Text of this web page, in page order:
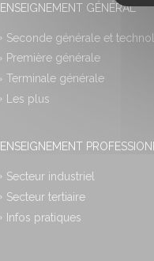
ENSEIGNEMENT GÉNÉRAL
Seconde générale et
Première générale
Terminale générale
Les plus
ENSEIGNEMENT
Secteur industriel
Secteur tertiaire
Infos pratiques